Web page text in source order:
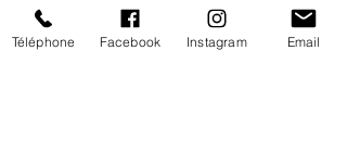
Téléphone Facebook Instagram Email